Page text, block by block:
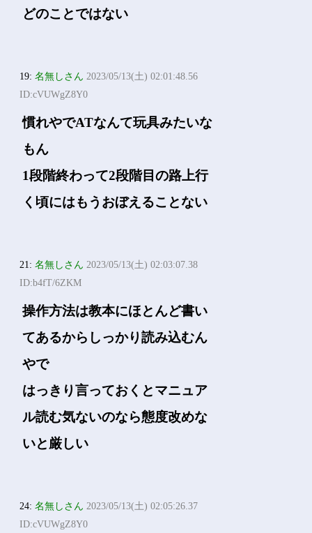
どのことではない
19:名無しさん 2023/05/13(土) 02:01:48.56
ID:cVUWgZ8Y0
慣れやでATなんて玩具みたいな
もん
1段階終わって2段階目の路上行
く頃にはもうおぼえることない
21:名無しさん 2023/05/13(土) 02:03:07.38
ID:b4fT/6ZKM
操作方法は教本にほとんど書い
てあるからしっかり読み込むん
やで
はっきり言っておくとマニュア
ル読む気ないのなら態度改めな
いと厳しい
24:名無しさん 2023/05/13(土) 02:05:26.37
ID:cVUWgZ8Y0